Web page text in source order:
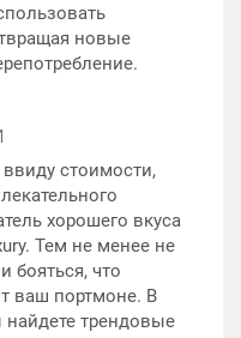
новые
стоимости,
хорошего вкуса
Тем не менее не
бояться, что
ваш портмоне. В
найдете трендовые